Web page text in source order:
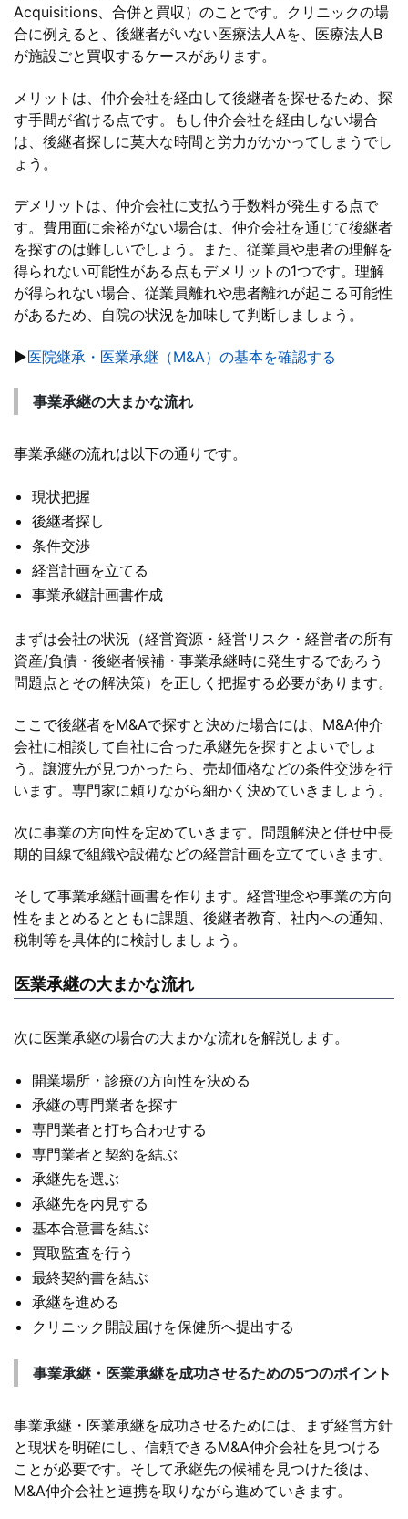
Acquisitions、合併と買収）のことです。クリニックの場
合に例えると、後継者がいない医療法人Aを、医療法人B
が施設ごと買収するケースがあります。
メリットは、仲介会社を経由して後継者を探せるため、探
す手間が省ける点です。もし仲介会社を経由しない場合
は、後継者探しに莫大な時間と労力がかかってしまうでし
ょう。
デメリットは、仲介会社に支払う手数料が発生する点で
す。費用面に余裕がない場合は、仲介会社を通じて後継者
を探すのは難しいでしょう。また、従業員や患者の理解を
得られない可能性がある点もデメリットの1つです。理解
が得られない場合、従業員離れや患者離れが起こる可能性
があるため、自院の状況を加味して判断しましょう。
▶医院継承・医業承継（M&A）の基本を確認する
事業承継の大まかな流れ
事業承継の流れは以下の通りです。
現状把握
後継者探し
条件交渉
経営計画を立てる
事業承継計画書作成
まずは会社の状況（経営資源・経営リスク・経営者の所有
資産/負債・後継者候補・事業承継時に発生するであろう
問題点とその解決策）を正しく把握する必要があります。
ここで後継者をM&Aで探すと決めた場合には、M&A仲介
会社に相談して自社に合った承継先を探すとよいでしょ
う。譲渡先が見つかったら、売却価格などの条件交渉を行
います。専門家に頼りながら細かく決めていきましょう。
次に事業の方向性を定めていきます。問題解決と併せ中長
期的目線で組織や設備などの経営計画を立てていきます。
そして事業承継計画書を作ります。経営理念や事業の方向
性をまとめるとともに課題、後継者教育、社内への通知、
税制等を具体的に検討しましょう。
医業承継の大まかな流れ
次に医業承継の場合の大まかな流れを解説します。
開業場所・診療の方向性を決める
承継の専門業者を探す
専門業者と打ち合わせする
専門業者と契約を結ぶ
承継先を選ぶ
承継先を内見する
基本合意書を結ぶ
買取監査を行う
最終契約書を結ぶ
承継を進める
クリニック開設届けを保健所へ提出する
事業承継・医業承継を成功させるための5つのポイント
事業承継・医業承継を成功させるためには、まず経営方針
と現状を明確にし、信頼できるM&A仲介会社を見つける
ことが必要です。そして承継先の候補を見つけた後は、
M&A仲介会社と連携を取りながら進めていきます。